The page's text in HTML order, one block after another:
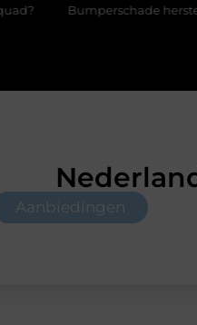
herstellen:
Aanbiedingen